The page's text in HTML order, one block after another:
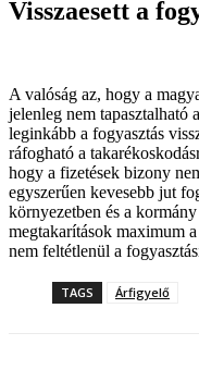
Visszaesett a
A valóság az, hogy a
jelenleg nem
leginkább a fogyasztás
ráfogható a
hogy a fizetések bizony
egyszerűen kevesebb jut
környezetben és a
megtakarítások maximum
nem feltétlenül a
TAGS Árfigyelő